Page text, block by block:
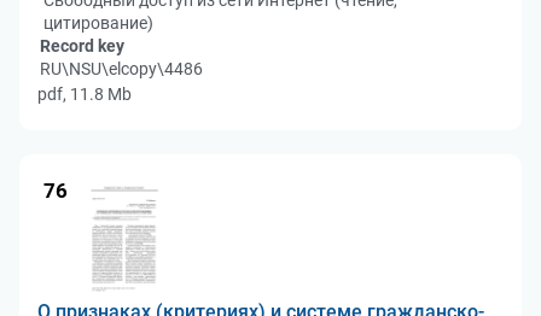
цитирование)
Record key
RU\NSU\elcopy\4486
pdf, 11.8 Mb
76